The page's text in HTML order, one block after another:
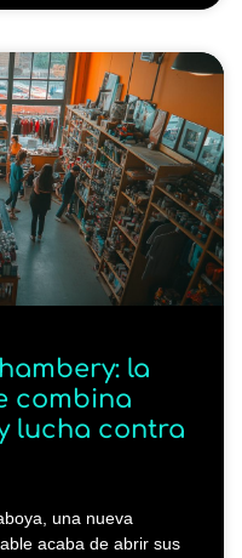
la
combina
lucha contra
una nueva
acaba de abrir sus